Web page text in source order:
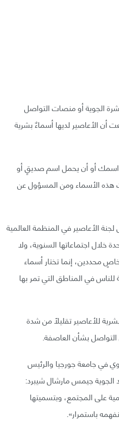
الجوية أو منصات التواصل
الأعاصير لديها أسماءٌ بشرية
أو أن يحمل اسم صديقٍ أو
هذه الأسماء ومن المسؤول عن
الأعاصير في المنظمة العالمية
خلال اجتماعاتها السنوية، ولا
محددين، إنما تختار أسماء
في المناطق التي تمر بها
للأعاصير تقليلًا من شدة
بشأن العاصفة.
في جامعة جورجيا والرئيس
الجوية جيمس مارشال شيبرد:
على المجتمع، وبتسميتها
باستمرار».